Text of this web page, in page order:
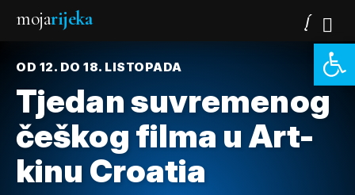
mojarijeka
OD 12. DO 18. LISTOPADA
Tjedan suvremenog
češkog filma u Art-
kinu Croatia